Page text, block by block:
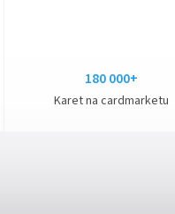
180 000+
Karet na cardmarketu